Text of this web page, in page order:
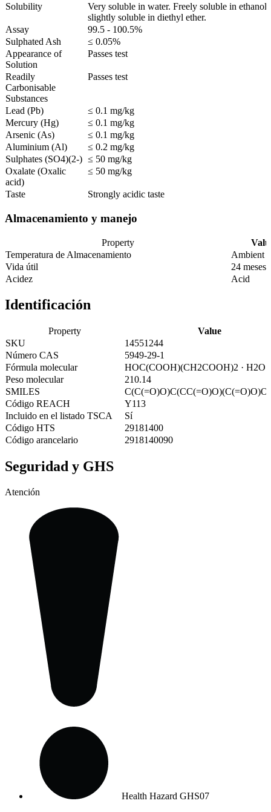
Solubility
Very soluble in water. Freely soluble in
slightly soluble in diethyl ether.
Assay
99.5 - 100.5%
Sulphated Ash
≤ 0.05%
Appearance of
Solution
Passes test
Readily
Carbonisable
Substances
Passes test
Lead (Pb)
≤ 0.1 mg/kg
Mercury (Hg)
≤ 0.1 mg/kg
Arsenic (As)
≤ 0.1 mg/kg
Aluminium (Al)
≤ 0.2 mg/kg
Sulphates (SO4)(2-) ≤ 50 mg/kg
Oxalate (Oxalic
acid)
≤ 50 mg/kg
Taste Strongly acidic taste
Almacenamiento y manejo
Property
Temperatura de Almacenamiento
Ambient
Vida útil
24 meses
Acidez
Acid
Identificación
Property
Value
SKU
14551244
Número CAS
5949-29-1
Fórmula molecular
HOC(COOH)(CH2COOH)2 · H2O
Peso molecular
210.14
SMILES
Código REACH
Y113
Incluido en el listado TSCA
Sí
Código HTS
29181400
Código arancelario
2918140090
Seguridad y GHS
Atención
Health Hazard GHS07